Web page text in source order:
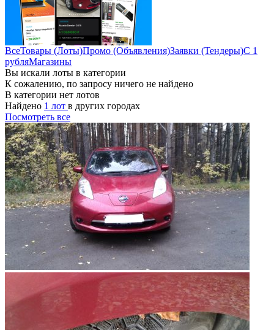
ВсеТовары (Лоты)Промо (Объявления)Заявки (Тендеры)С 1
рубляМагазины
Вы искали лоты в категории
К сожалению, по запросу ничего не найдено
В категории нет лотов
Найдено 1 лот в других городах
Посмотреть все